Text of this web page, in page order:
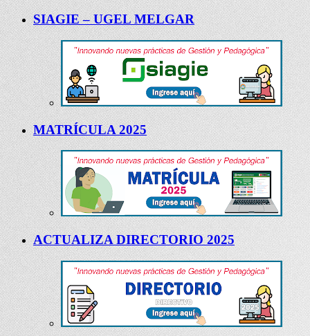
SIAGIE – UGEL MELGAR
MATRÍCULA 2025
ACTUALIZA DIRECTORIO 2025